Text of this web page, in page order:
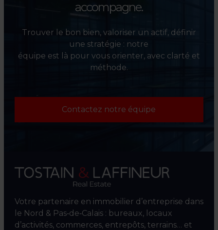
accompagne.
Trouver le bon bien, valoriser un actif, définir
une stratégie : notre
équipe est là pour vous orienter, avec clarté et
méthode.
Contactez notre équipe
Votre partenaire en immobilier d’entreprise dans
le Nord & Pas‑de‑Calais : bureaux, locaux
d’activités, commerces, entrepôts, terrains… et